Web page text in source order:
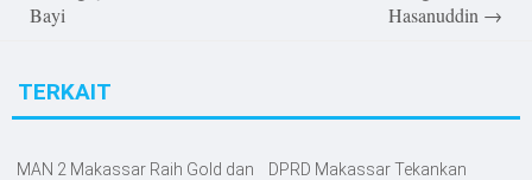
Bayi
Hasanuddin →
TERKAIT
MAN 2 Makassar Raih Gold dan
DPRD Makassar Tekankan